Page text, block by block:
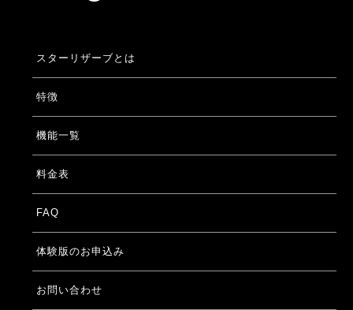
スターリザーブとは
特徴
機能一覧
料金表
FAQ
体験版のお申込み
お問い合わせ